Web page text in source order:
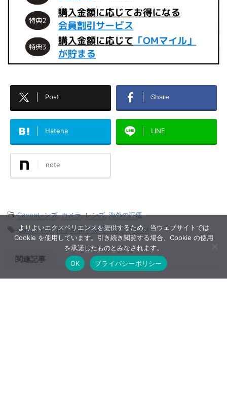
Post Share
Hatena LINE
note
-Canonレンズ,カメラ,レンズ,海外の評価
Canon info,RF24mm F1.8 MACRO IS STM
関連記事
よりよいエクスペリエンスを提供するため、当ウェブサイトでは
Cookie を使用しています。引き続き閲覧する場合、Cookie の使用
を承諾したものとみなされます。
OK
プライバシーポリシー